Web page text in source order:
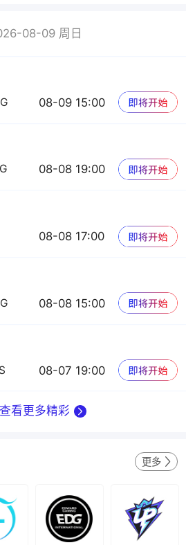
08-09 周日
08-09 15:00
08-08 19:00
08-08 17:00
08-08 15:00
08-07 19:00
看更多精彩
更多